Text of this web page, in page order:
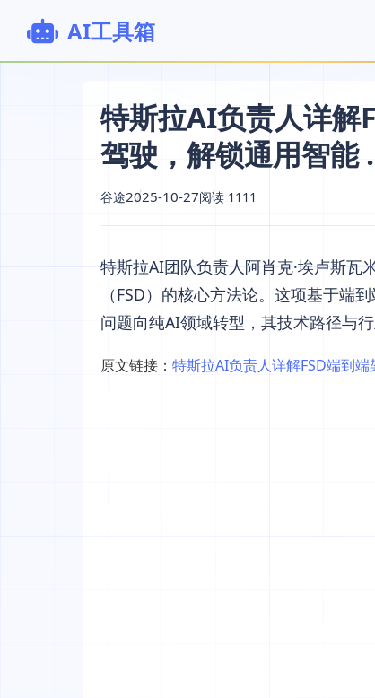
AI工具箱
特斯拉AI负责人详解
驾驶，解锁通用智能
谷途2025-10-27阅读 1111
特斯拉AI团队负责人阿肖克·埃卢斯
（FSD）的核心方法论。这项基于端
问题向纯AI领域转型，其技术路径与
原文链接： 特斯拉AI负责人详解FSD端到